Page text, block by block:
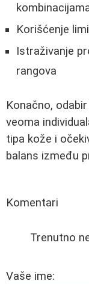
Korišćenje
Istraživanje
rangova
Konačno,
veoma
tipa kože i
balans između
Komentari
Trenutno
Vaše ime: